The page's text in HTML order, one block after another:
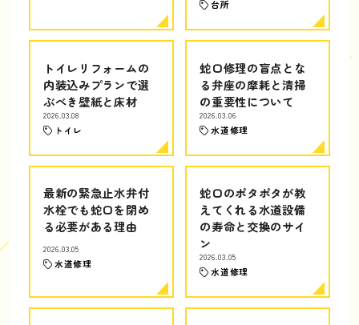
台所
トイレリフォームの
内装込みプランで選
ぶべき壁紙と床材
2026.03.08
トイレ
蛇口修理の盲点とな
る弁座の摩耗と清掃
の重要性について
2026.03.06
水道修理
最新の緊急止水弁付
水栓でも蛇口を閉め
る必要がある理由
2026.03.05
水道修理
蛇口のポタポタが教
えてくれる水道設備
の寿命と交換のサイ
ン
2026.03.05
水道修理